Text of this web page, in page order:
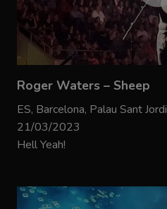
Roger Waters – Sheep
ES, Barcelona, Palau Sant Jordi
21/03/2023
Hell Yeah!